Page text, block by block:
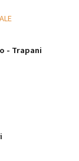
- Trapani